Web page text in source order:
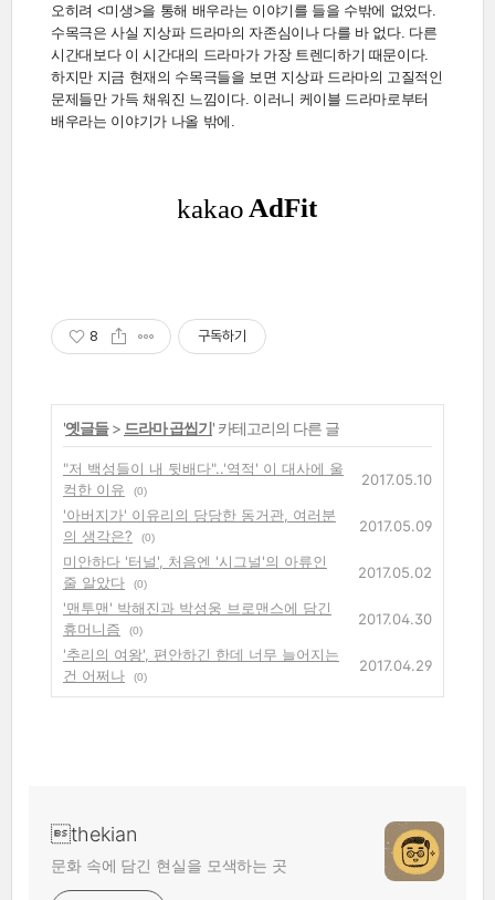
오히려 <미생>을 통해 배우라는 이야기를 들을 수밖에 없었다.
수목극은 사실 지상파 드라마의 자존심이나 다를 바 없다. 다른
시간대보다 이 시간대의 드라마가 가장 트렌디하기 때문이다.
하지만 지금 현재의 수목극들을 보면 지상파 드라마의 고질적인
문제들만 가득 채워진 느낌이다. 이러니 케이블 드라마로부터
배우라는 이야기가 나올 밖에.
8 구독하기
'옛글들> 드라마 곱씹기' 카테고리의 다른 글
"저 백성들이 내 뒷배다"..'역적' 이 대사에 울
컥한 이유
(0)
2017.05.10
'아버지가' 이유리의 당당한 동거관, 여러분
의 생각은?
(0)
2017.05.09
미안하다 '터널', 처음엔 '시그널'의 아류인
줄 알았다
(0)
2017.05.02
'맨투맨' 박해진과 박성웅 브로맨스에 담긴
휴머니즘
(0)
2017.04.30
'추리의 여왕', 편안하긴 한데 너무 늘어지는
건 어쩌나
(0)
2017.04.29
thekian
문화 속에 담긴 현실을 모색하는 곳